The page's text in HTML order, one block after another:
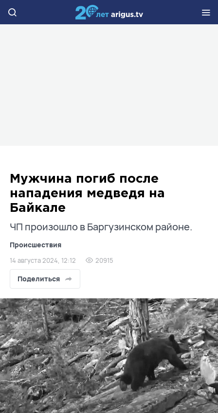
Мужчина погиб после
нападения медведя на
Байкале
ЧП произошло в Баргузинском районе.
Происшествия
14 августа 2024, 12:12 20915
Поделиться